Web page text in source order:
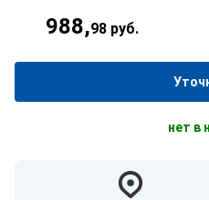
988,98 руб.
нет в